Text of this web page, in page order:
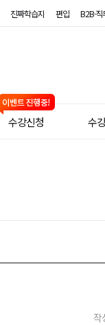
진짜학습지 편입 B2B·
수강신청 수
작